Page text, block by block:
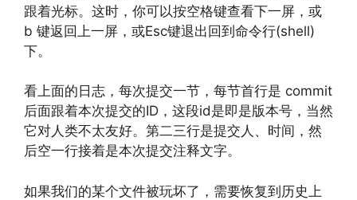
跟着光标。这时，你可以按空格键查看下一屏，或
b 键返回上一屏，或Esc键退出回到命令行(shell)
下。
看上面的日志，每次提交一节，每节首行是 commit
后面跟着本次提交的ID，这段id是即是版本号，当然
它对人类不太友好。第二三行是提交人、时间，然
后空一行接着是本次提交注释文字。
如果我们的某个文件被玩坏了，需要恢复到历史上